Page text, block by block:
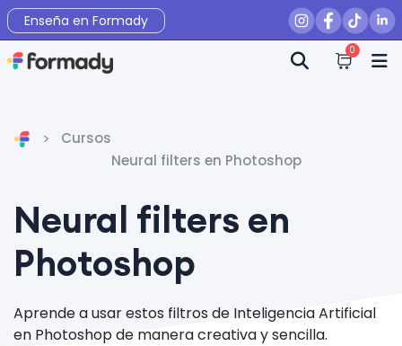
Enseña en Formady
0
Cursos
Neural filters en Photoshop
Neural filters en
Photoshop
Aprende a usar estos filtros de Inteligencia Artificial
en Photoshop de manera creativa y sencilla.